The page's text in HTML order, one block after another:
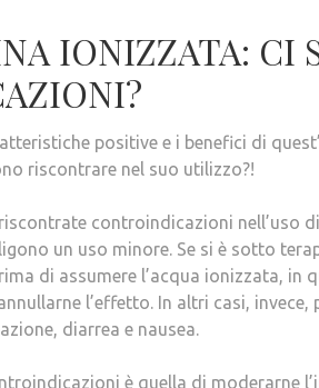
IONIZZATA: CI
positive e i benefici di
riscontrare nel suo utilizzo?!
controindicazioni nell’uso
un uso minore. Se si è sotto
di assumere l’acqua ionizzata, in
l’effetto. In altri casi,
diarrea e nausea.
è quella di moderarne